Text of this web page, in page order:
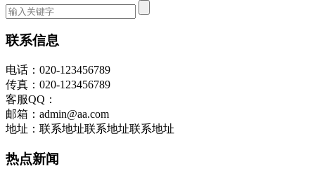
联系信息
电话：020-123456789
传真：020-123456789
客服QQ：
邮箱：admin@aa.com
地址：联系地址联系地址联系地址
热点新闻